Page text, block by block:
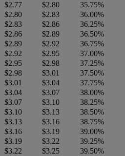
$2.77
$2.80
35.75%
$2.80
$2.83
36.00%
$2.83
$2.86
36.25%
$2.86
$2.89
36.50%
$2.89
$2.92
36.75%
$2.92
$2.95
37.00%
$2.95
$2.98
37.25%
$2.98
$3.01
37.50%
$3.01
$3.04
37.75%
$3.04
$3.07
38.00%
$3.07
$3.10
38.25%
$3.10
$3.13
38.50%
$3.13
$3.16
38.75%
$3.16
$3.19
39.00%
$3.19
$3.22
39.25%
$3.22
$3.25
39.50%